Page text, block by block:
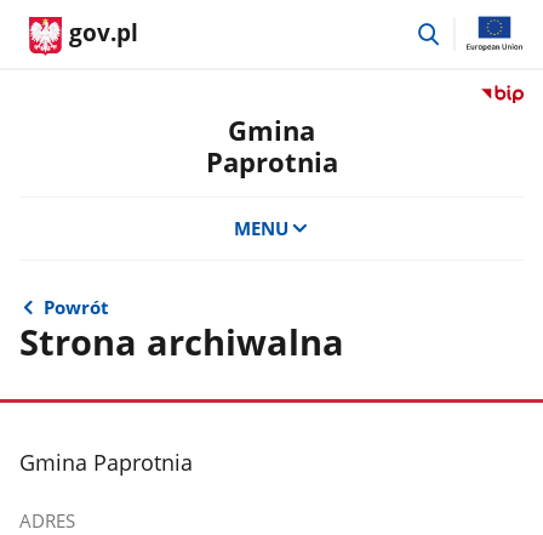
gov.pl
przejdź
Przejdź
Gmina
Paprotnia
MENU
Powrót
Strona archiwalna
stopka
Gmina Paprotnia
ADRES